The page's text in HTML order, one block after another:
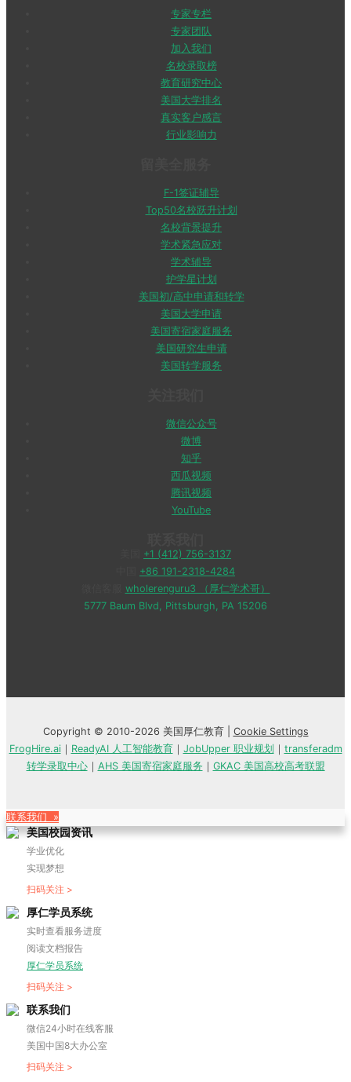
专家专栏
专家团队
加入我们
名校录取榜
教育研究中心
美国大学排名
真实客户感言
行业影响力
F-1签证辅导
Top50名校跃升计划
名校背景提升
学术紧急应对
学术辅导
护学星计划
美国初/高中申请和转学
美国大学申请
美国寄宿家庭服务
美国研究生申请
美国转学服务
微信公众号
微博
知乎
西瓜视频
腾讯视频
YouTube
+1 (412) 756-3137
+86 191-2318-4284
wholerenguru3 （厚仁学术哥）
5777 Baum Blvd, Pittsburgh, PA 15206
Copyright © 2010-2026 美国厚仁教育 | Cookie Settings
FrogHire.ai｜ ReadyAI 人工智能教育｜ JobUpper 职业规划 ｜ transferadm
转学录取中心｜ AHS 美国寄宿家庭服务 ｜ GKAC 美国高校高考联盟
联系我们 »
美国校园资讯
学业优化
实现梦想
扫码关注 >
厚仁学员系统
实时查看服务进度
阅读文档报告
厚仁学员系统
扫码关注 >
联系我们
微信24小时在线客服
美国中国8大办公室
扫码关注 >